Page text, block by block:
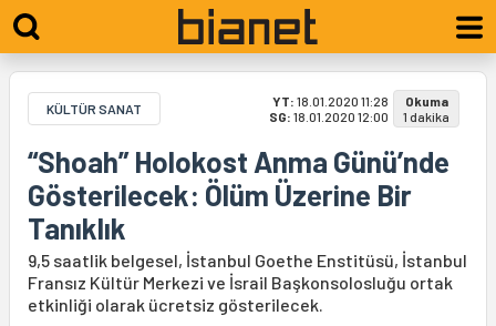
KÜLTÜR SANAT YT: 18.01.2020 11:28
SG: 18.01.2020 12:00
Okuma
1 dakika
“Shoah” Holokost Anma Günü’nde
Gösterilecek: Ölüm Üzerine Bir
Tanıklık
9,5 saatlik belgesel, İstanbul Goethe Enstitüsü, İstanbul
Fransız Kültür Merkezi ve İsrail Başkonsolosluğu ortak
etkinliği olarak ücretsiz gösterilecek.